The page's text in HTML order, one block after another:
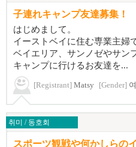
子連れキャンプ友達募集！
はじめまして。
イーストベイに住む専業主婦
ベイエリア、サンノゼやサン
キャンプに行けるお友達を...
[Registrant] Matsy [Gender]
취미 / 동호회
スポーツ観戦や何かしらの